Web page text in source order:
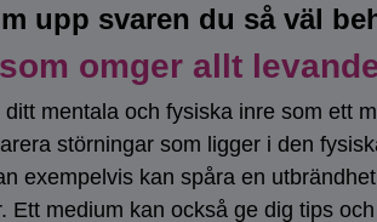
upp svaren du så väl
omger allt
mentala och fysiska inre som ett
störningar som ligger i den
exempelvis kan spåra en
medium kan också ge dig tips